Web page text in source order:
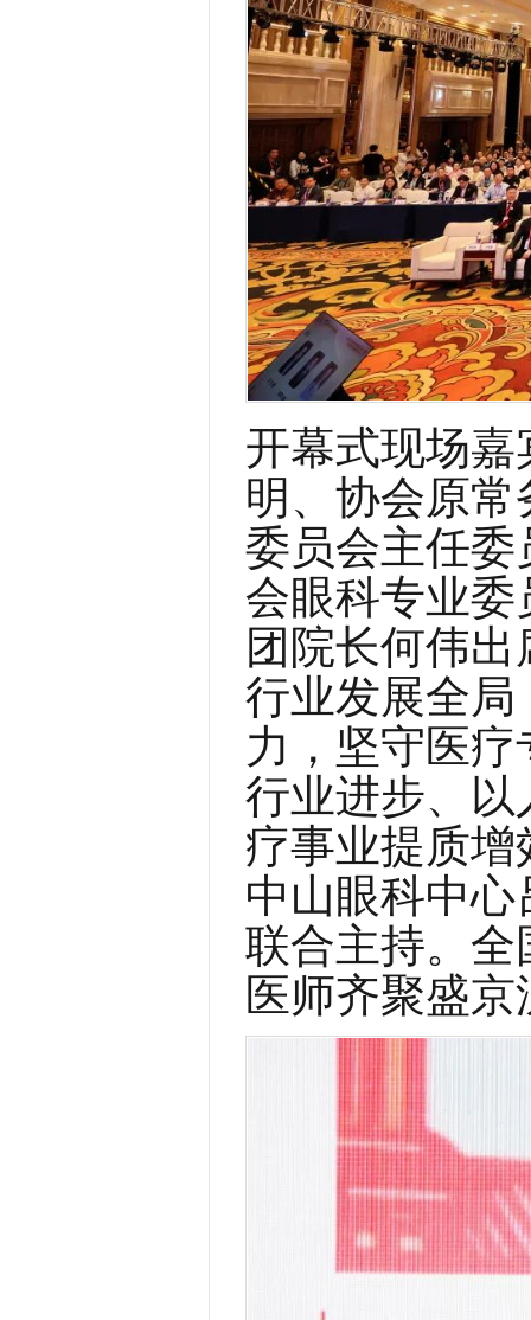
开幕式现场
明、 协会原
委员会主任委
会眼科专业
团院长何伟出
行业发展全
力，坚守医
行业进步、
疗事业提质
中山眼科中
联合主持。
医师齐聚盛